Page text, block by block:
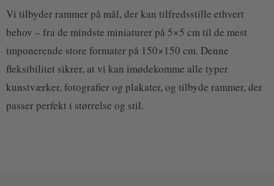
Vi tilbyder rammer på mål, der kan tilfredsstille ethvert
behov – fra de mindste miniaturer på 5×5 cm til de mest
imponerende store formater på 150×150 cm. Denne
fleksibilitet sikrer, at vi kan imødekomme alle typer
kunstværker, fotografier og plakater, og tilbyde rammer, der
passer perfekt i størrelse og stil.